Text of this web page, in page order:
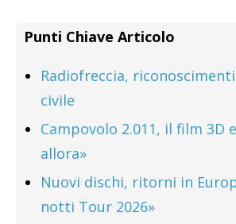
Punti Chiave Articolo
Radiofreccia,
civile
Campovolo 2.011, il film 3D
allora»
Nuovi dischi, ritorni in
notti Tour 2026»